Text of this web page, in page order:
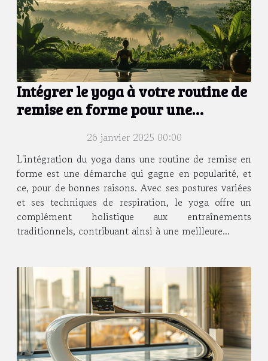
Intégrer le yoga à votre routine de
remise en forme pour une
26 janvier 2025 00:00
L'intégration du yoga dans une routine de remise en
forme est une démarche qui gagne en popularité, et
ce, pour de bonnes raisons. Avec ses postures variées
et ses techniques de respiration, le yoga offre un
complément holistique aux entraînements
traditionnels, contribuant ainsi à une meilleure...